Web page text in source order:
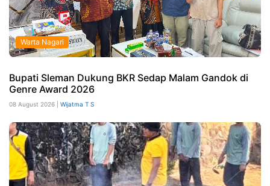
Warta Nagari
Bupati Sleman Dukung BKR Sedap Malam Gandok di
Genre Award 2026
08 August 2026 | Wijatma T S